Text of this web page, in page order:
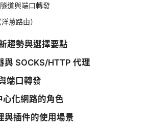
道與端口轉發
蔥路由）
趨勢與選擇要點
與 SOCKS/HTTP 代理
端口轉發
心化網路的角色
與插件的使用場景